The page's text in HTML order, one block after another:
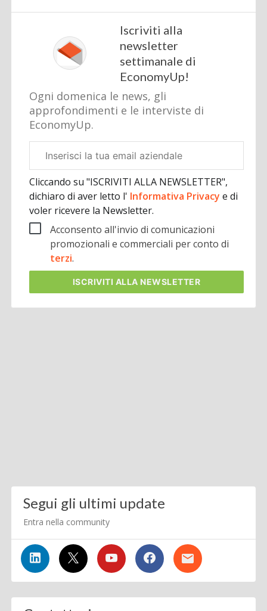
Iscriviti alla
newsletter
settimanale di
EconomyUp!
Ogni domenica le news, gli
approfondimenti e le interviste di
EconomyUp.
aziendale
Cliccando su "ISCRIVITI ALLA NEWSLETTER",
dichiaro di aver letto l' Informativa Privacye di
voler ricevere la Newsletter.
Acconsento all'invio di comunicazioni
promozionali e commerciali per conto di
terzi.
ISCRIVITI ALLA NEWSLETTER
Segui gli ultimi update
Entra nella community